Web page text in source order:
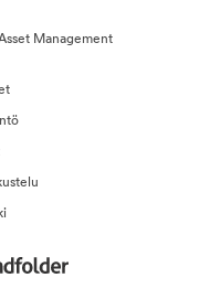
Management